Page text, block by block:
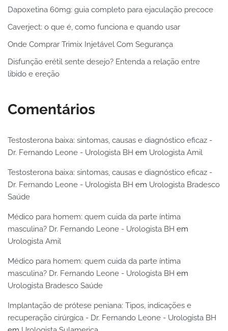
Dapoxetina 60mg: guia completo para ejaculação precoce
Caverject: o que é, como funciona e quando usar
Onde Comprar Trimix Injetável Com Segurança
Disfunção erétil sente desejo? Entenda a relação entre
libido e ereção
Comentários
Testosterona baixa: sintomas, causas e diagnóstico eficaz -
Dr. Fernando Leone - Urologista BH em Urologista Amil
Testosterona baixa: sintomas, causas e diagnóstico eficaz -
Dr. Fernando Leone - Urologista BH em Urologista Bradesco
Saúde
Médico para homem: quem cuida da parte íntima
masculina? Dr. Fernando Leone - Urologista BH em
Urologista Amil
Médico para homem: quem cuida da parte íntima
masculina? Dr. Fernando Leone - Urologista BH em
Urologista Bradesco Saúde
Implantação de prótese peniana: Tipos, indicações e
recuperação cirúrgica - Dr. Fernando Leone - Urologista BH